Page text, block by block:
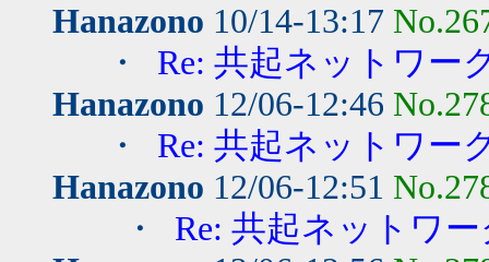
Hanazono 10/14-13:17
・ Re: 共起ネットワー
Hanazono 12/06-12:46
・ Re: 共起ネットワー
Hanazono 12/06-12:51
・ Re: 共起ネットワ